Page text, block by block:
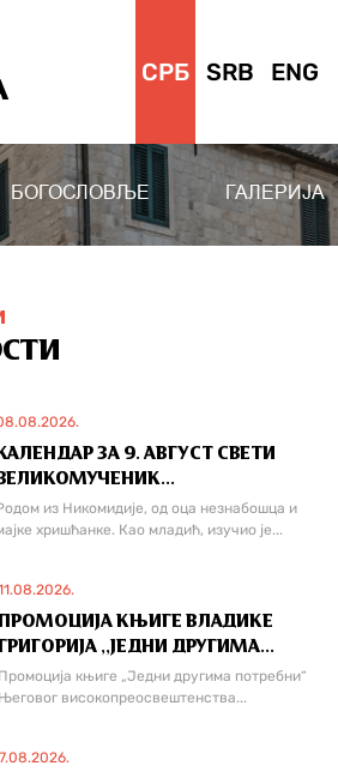
СРБ SRB ENG
БОГОСЛОВЉЕ ГАЛЕРИЈА
ЗА 9. АВГУСТ СВЕТИ
из Никомидије, од оца незнабошца и
хришћанке. Као младић, изучио је...
КЊИГЕ ВЛАДИКЕ
,,ЈЕДНИ ДРУГИМА...
Промоција књиге „Једни другима потребни“
Његовог високопреосвештенства...